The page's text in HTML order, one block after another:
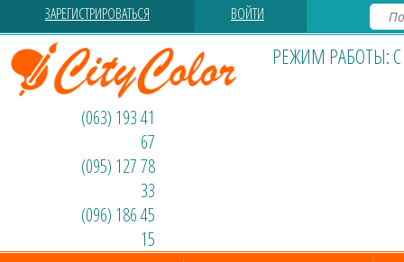
ЗАРЕГИСТРИРОВАТЬСЯ ВОЙТИ
РЕЖИМ РАБОТЫ: С
(063) 193 41
67
(095) 127 78
33
(096) 186 45
15